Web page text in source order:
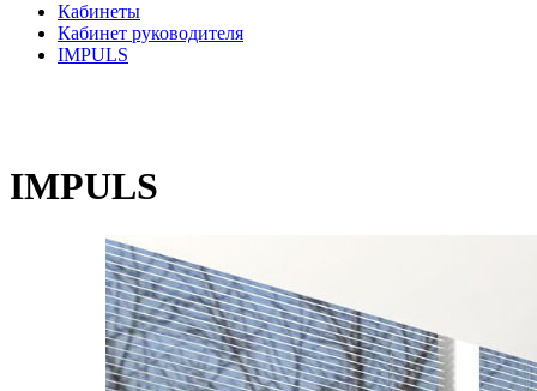
Кабинеты
Кабинет руководителя
IMPULS
IMPULS